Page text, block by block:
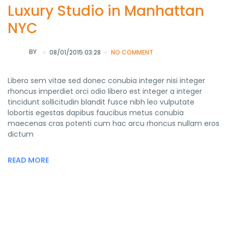
Luxury Studio in Manhattan
NYC
BY 08/01/2015 03:28 NO COMMENT
Libero sem vitae sed donec conubia integer nisi integer
rhoncus imperdiet orci odio libero est integer a integer
tincidunt sollicitudin blandit fusce nibh leo vulputate
lobortis egestas dapibus faucibus metus conubia
maecenas cras potenti cum hac arcu rhoncus nullam eros
dictum
READ MORE